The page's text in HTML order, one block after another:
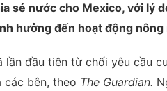
sẻ nước cho Mexico, với lý
hưởng đến hoạt động nông
đầu tiên từ chối yêu cầu
bên, theo The Guardian.